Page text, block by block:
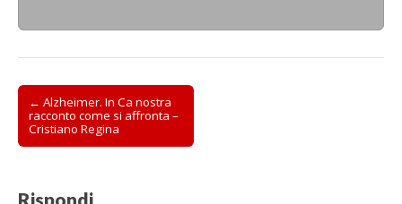
Post
navigation
← Alzheimer. In Ca nostra
racconto come si affronta –
Cristiano Regina
Rispondi